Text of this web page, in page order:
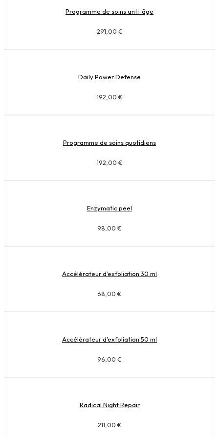
Programme de soins anti-âge
291,00 €
Daily Power Defense
192,00 €
Programme de soins quotidiens
192,00 €
Enzymatic peel
98,00 €
Accélérateur d’exfoliation 30 ml
68,00 €
Accélérateur d’exfoliation 50 ml
96,00 €
Radical Night Repair
211,00 €